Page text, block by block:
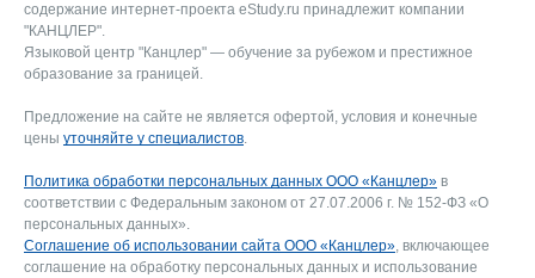
содержание интернет-проекта eStudy.ru принадлежит компании
"КАНЦЛЕР".
Языковой центр "Канцлер" — обучение за рубежом и престижное
образование за границей.
Предложение на сайте не является офертой, условия и конечные
цены уточняйте у специалистов.
Политика обработки персональных данных ООО «Канцлер» в
соответствии с Федеральным законом от 27.07.2006 г. № 152-ФЗ «О
персональных данных».
Соглашение об использовании сайта ООО «Канцлер», включающее
соглашение на обработку персональных данных и использование